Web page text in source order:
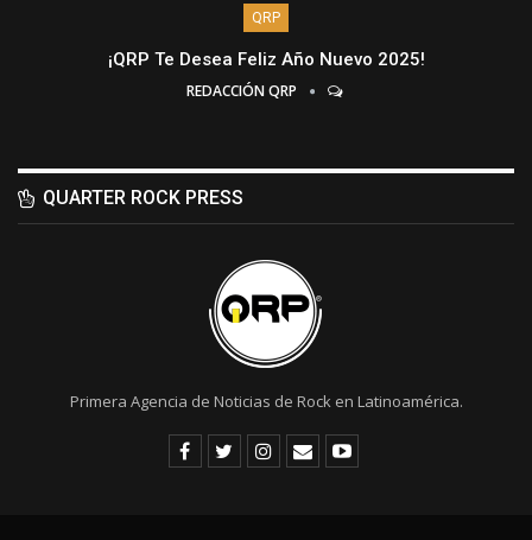
QRP
¡QRP Te Desea Feliz Año Nuevo 2025!
REDACCIÓN QRP
QUARTER ROCK PRESS
Primera Agencia de Noticias de Rock en Latinoamérica.